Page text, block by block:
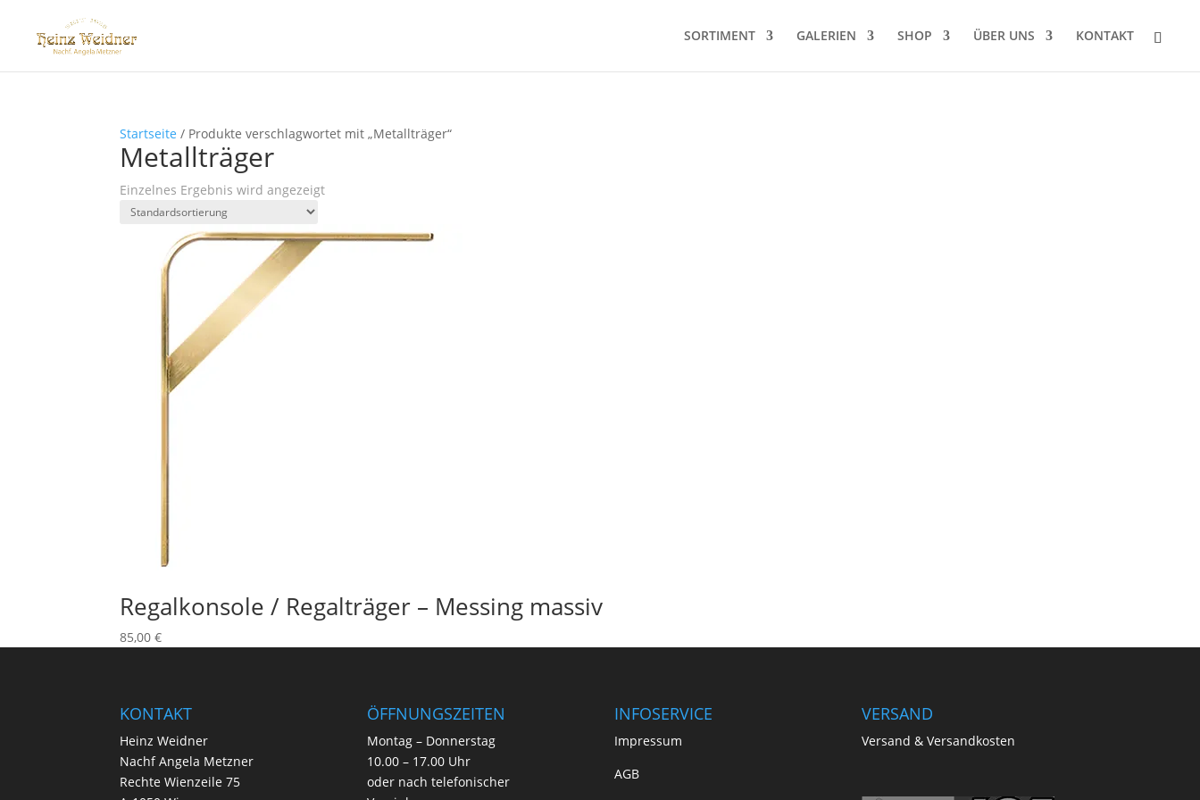
SORTIMENT GALERIEN SHOP ÜBER UNS KONTAKT
Startseite / Produkte verschlagwortet mit „Metallträger“
Metallträger
Einzelnes Ergebnis wird angezeigt
Regalkonsole / Regalträger – Messing massiv
85,00€
KONTAKT
Heinz Weidner
Nachf Angela Metzner
Rechte Wienzeile 75
ÖFFNUNGSZEITEN
Montag – Donnerstag
10.00 – 17.00 Uhr
oder nach telefonischer
INFOSERVICE
Impressum
AGB
VERSAND
Versand & Versandkosten